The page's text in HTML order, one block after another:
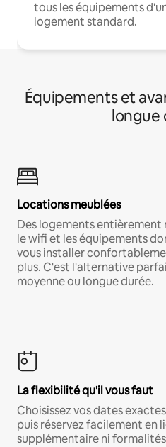
tous les équipements
logement standard.
Équipements et
longue
Locations meublées
Des logements entièrement
le wifi et les équipements
vous installer
plus. C'est l'alternative
moyenne ou longue durée.
La flexibilité qu'il vous faut
Choisissez vos dates
puis réservez facilement en
supplémentaire ni